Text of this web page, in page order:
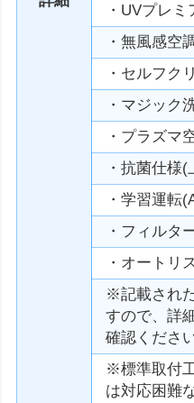
・UVプレ
・無風感空
・セルフク
・マジック
・プラズマ
・抗菌仕様
・学習運転
・フィルタ
・オートリ
※記載され
すので、詳
確認ください
※標準取付
は対応困難